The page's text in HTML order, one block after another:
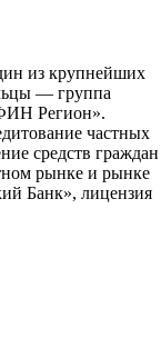
из крупнейших
— группа
Регион».
частных
средств граждан
рынке и рынке
Банк», лицензия